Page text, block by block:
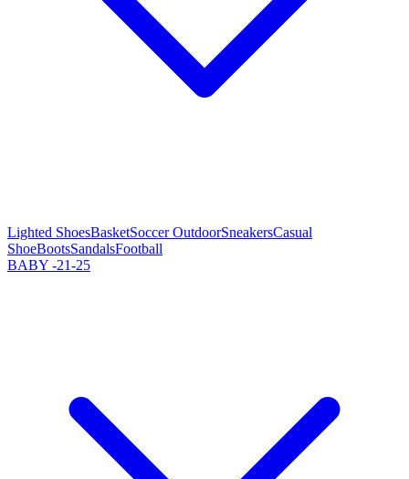
Lighted ShoesBasketSoccer OutdoorSneakersCasual
ShoeBootsSandalsFootball
BABY -21-25